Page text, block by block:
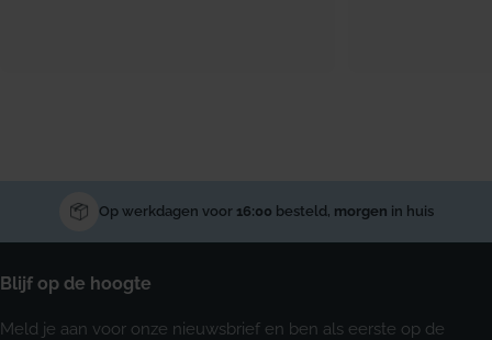
Op werkdagen voor 16:00 besteld, morgen in huis
Blijf op de hoogte
Meld je aan voor onze nieuwsbrief en ben als eerste op de